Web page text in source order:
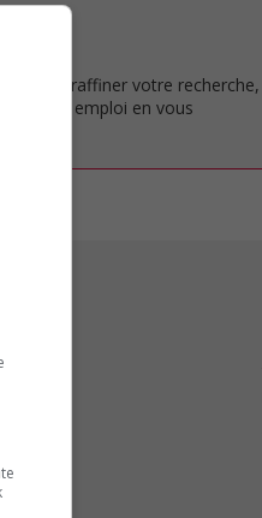
pour raffiner votre recherche,
en emploi en vous